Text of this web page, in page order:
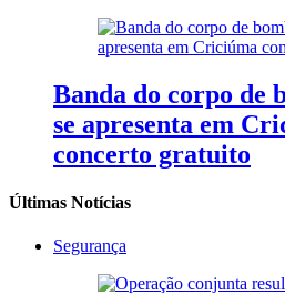
Banda do corpo de
se apresenta em
concerto gratuito
Últimas Notícias
Segurança